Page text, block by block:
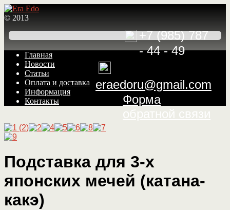
+7 (985) 787
- 44 - 49
eraedoru@gmail.com
Форма
обратной связи
© 2013
Перейти
навигации
Перейти
содержимому
Главная
Новости
Статьи
Оплата и доставка
Информация
Контакты
Подставка для 3-х
японских мечей (катана-
какэ)